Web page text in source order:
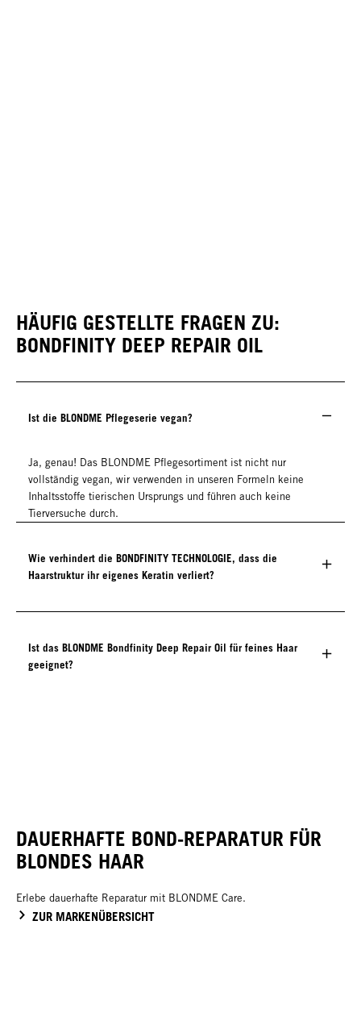
HÄUFIG GESTELLTE FRAGEN ZU:
BONDFINITY DEEP REPAIR OIL
Ist die BLONDME Pflegeserie vegan?
Ja, genau! Das BLONDME Pflegesortiment ist nicht nur
vollständig vegan, wir verwenden in unseren Formeln keine
Inhaltsstoffe tierischen Ursprungs und führen auch keine
Tierversuche durch.
Wie verhindert die BONDFINITY TECHNOLOGIE, dass die
Haarstruktur ihr eigenes Keratin verliert?
Ist das BLONDME Bondfinity Deep Repair Oil für feines Haar
geeignet?
DAUERHAFTE BOND-REPARATUR FÜR
BLONDES HAAR
Erlebe dauerhafte Reparatur mit BLONDME Care.
ZUR MARKENÜBERSICHT